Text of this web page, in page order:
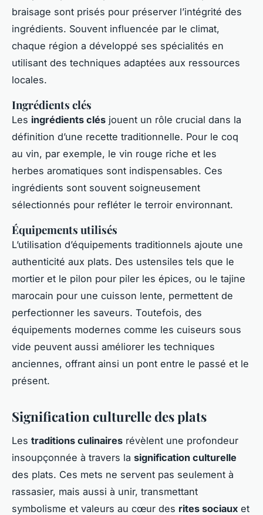
braisage sont prisés pour préserver l’intégrité des
ingrédients. Souvent influencée par le climat,
chaque région a développé ses spécialités en
utilisant des techniques adaptées aux ressources
locales.
Ingrédients clés
Les ingrédients clés jouent un rôle crucial dans la
définition d’une recette traditionnelle. Pour le coq
au vin, par exemple, le vin rouge riche et les
herbes aromatiques sont indispensables. Ces
ingrédients sont souvent soigneusement
sélectionnés pour refléter le terroir environnant.
Équipements utilisés
L’utilisation d’équipements traditionnels ajoute une
authenticité aux plats. Des ustensiles tels que le
mortier et le pilon pour piler les épices, ou le tajine
marocain pour une cuisson lente, permettent de
perfectionner les saveurs. Toutefois, des
équipements modernes comme les cuiseurs sous
vide peuvent aussi améliorer les techniques
anciennes, offrant ainsi un pont entre le passé et le
présent.
Signification culturelle des plats
Les traditions culinaires révèlent une profondeur
insoupçonnée à travers la signification culturelle
des plats. Ces mets ne servent pas seulement à
rassasier, mais aussi à unir, transmettant
symbolisme et valeurs au cœur des rites sociaux et